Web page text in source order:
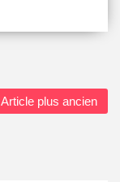
Article plus ancien